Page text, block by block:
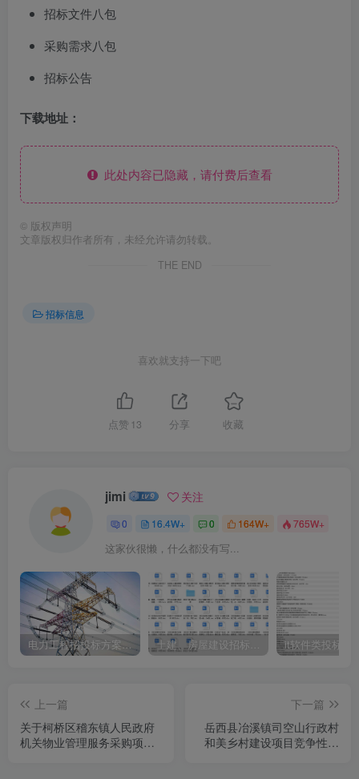
招标文件八包
采购需求八包
招标公告
下载地址：
此处内容已隐藏，请付费后查看
© 版权声明
文章版权归作者所有，未经允许请勿转载。
THE END
招标信息
喜欢就支持一下吧
点赞 13 分享 收藏
jimi 关注
0 16.4W+ 0 164W+ 765W+
这家伙很懒，什么都没有写...
电力工程招投标方案模板 土建、房屋建设招标文件标书模板 it软件类投标书
上一篇
关于柯桥区稽东镇人民政府
机关物业管理服务采购项目
下一篇
岳西县冶溪镇司空山行政村
和美乡村建设项目竞争性磋